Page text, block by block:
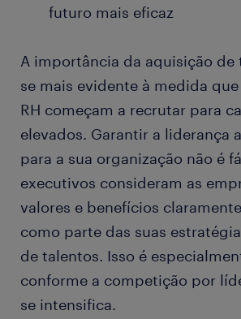
futuro mais eficaz
A importância da aquisição de
se mais evidente à medida
RH começam a recrutar para
elevados. Garantir a liderança
para a sua organização não é
executivos consideram as
valores e benefícios
como parte das suas
de talentos. Isso é
conforme a competição por
se intensifica.